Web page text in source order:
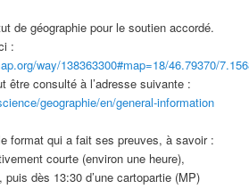
de géographie pour le soutien accordé.
:
way/138363300#map=18/46.79370/
être consulté à l’adresse suivante :
geographie/en/general-information
format qui a fait ses preuves, à savoir :
courte (environ une heure),
dès 13:30 d’une cartopartie (MP)